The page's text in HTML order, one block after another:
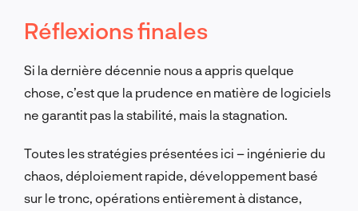
Réflexions finales
Si la dernière décennie nous a appris quelque
chose, c’est que la prudence en matière de logiciels
ne garantit pas la stabilité, mais la stagnation.
Toutes les stratégies présentées ici – ingénierie du
chaos, déploiement rapide, développement basé
sur le tronc, opérations entièrement à distance,